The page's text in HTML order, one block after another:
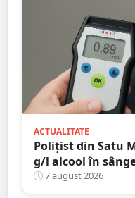
ACTUALITATE
Polițist din Satu
g/l alcool în
că circula pe
7 august 2026